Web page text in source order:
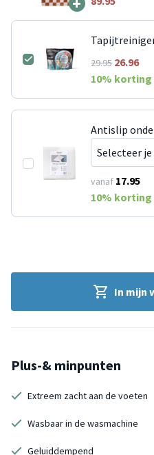
29.9526.96
10% korting
Antislip
vanaf 17.95
10% korting
In mijn
Plus-& minpunten
Extreem zacht aan de voeten
Wasbaar in de wasmachine
Geluiddempend